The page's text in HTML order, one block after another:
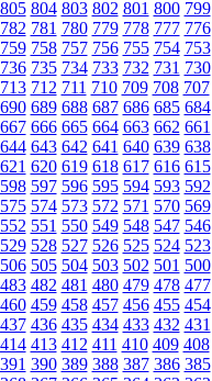
805 804 803 802 801 800 799
782 781 780 779 778 777 776
759 758 757 756 755 754 753
736 735 734 733 732 731 730
713 712 711 710 709 708 707
690 689 688 687 686 685 684
667 666 665 664 663 662 661
644 643 642 641 640 639 638
621 620 619 618 617 616 615
598 597 596 595 594 593 592
575 574 573 572 571 570 569
552 551 550 549 548 547 546
529 528 527 526 525 524 523
506 505 504 503 502 501 500
483 482 481 480 479 478 477
460 459 458 457 456 455 454
437 436 435 434 433 432 431
414 413 412 411 410 409 408
391 390 389 388 387 386 385